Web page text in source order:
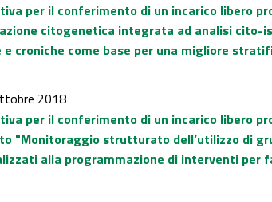
per il conferimento di un incarico libero
citogenetica integrata ad analisi
croniche come base per una migliore
2018
per il conferimento di un incarico libero
"Monitoraggio strutturato dell’utilizzo di
alla programmazione di interventi per